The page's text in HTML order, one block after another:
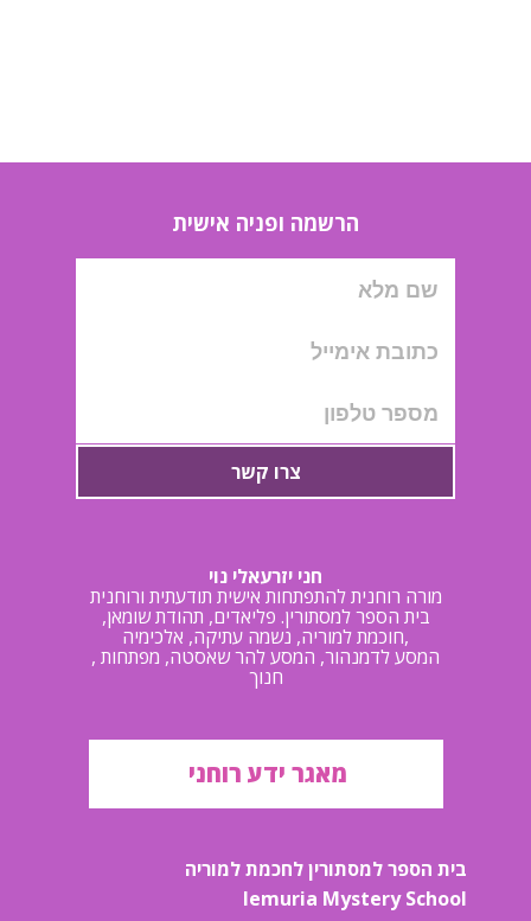
הרשמה ופניה אישית
צרו קשר
חני יזרעאלי נוי
מורה רוחנית להתפתחות אישית תודעתית ורוחנית
בית הספר למסתורין. פליאדים, תהודת שומאן,
חוכמת למוריה, נשמה עתיקה, אלכימיה,
, המסע לדמנהור, המסע להר שאסטה, מפתחות
חנוך
מאגר ידע רוחני
בית הספר למסתורין לחכמת למוריה
lemuria Mystery School